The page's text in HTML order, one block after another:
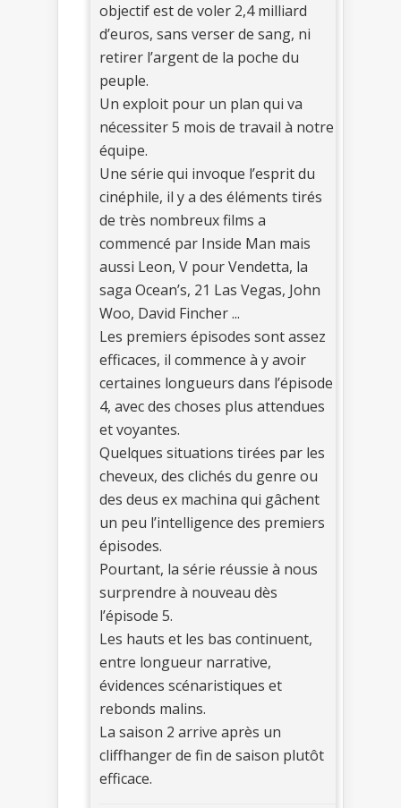
objectif est de voler 2,4 milliard
d’euros, sans verser de sang, ni
retirer l’argent de la poche du
peuple.
Un exploit pour un plan qui va
nécessiter 5 mois de travail à notre
équipe.
Une série qui invoque l’esprit du
cinéphile, il y a des éléments tirés
de très nombreux films a
commencé par Inside Man mais
aussi Leon, V pour Vendetta, la
saga Ocean’s, 21 Las Vegas, John
Woo, David Fincher ...
Les premiers épisodes sont assez
efficaces, il commence à y avoir
certaines longueurs dans l’épisode
4, avec des choses plus attendues
et voyantes.
Quelques situations tirées par les
cheveux, des clichés du genre ou
des deus ex machina qui gâchent
un peu l’intelligence des premiers
épisodes.
Pourtant, la série réussie à nous
surprendre à nouveau dès
l’épisode 5.
Les hauts et les bas continuent,
entre longueur narrative,
évidences scénaristiques et
rebonds malins.
La saison 2 arrive après un
cliffhanger de fin de saison plutôt
efficace.